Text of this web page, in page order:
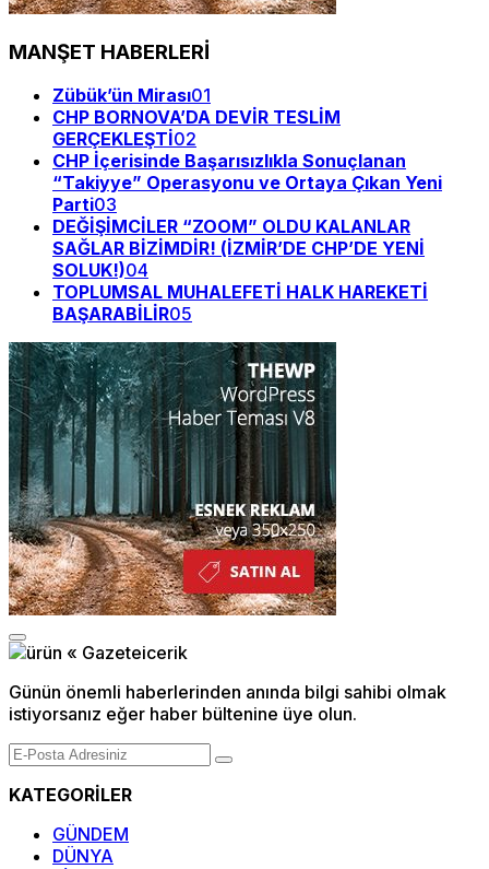
MANŞET HABERLERİ
Zübük’ün Mirası01
CHP BORNOVA’DA DEVİR TESLİM
GERÇEKLEŞTİ02
CHP İçerisinde Başarısızlıkla Sonuçlanan
“Takiyye” Operasyonu ve Ortaya Çıkan Yeni
Parti03
DEĞİŞİMCİLER “ZOOM” OLDU KALANLAR
SAĞLAR BİZİMDİR! (İZMİR’DE CHP’DE YENİ
SOLUK!)04
TOPLUMSAL MUHALEFETİ HALK HAREKETİ
BAŞARABİLİR05
Günün önemli haberlerinden anında bilgi sahibi olmak
istiyorsanız eğer haber bültenine üye olun.
KATEGORİLER
GÜNDEM
DÜNYA